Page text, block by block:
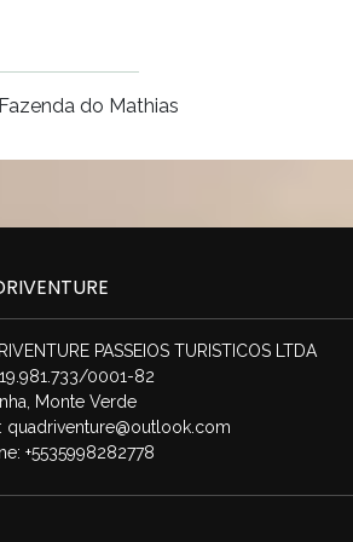
Fazenda do Mathias
PASSEIOS TURISTICOS LTDA
0001-82
Monte Verde
quadriventure@outlook.com
+5535998282778